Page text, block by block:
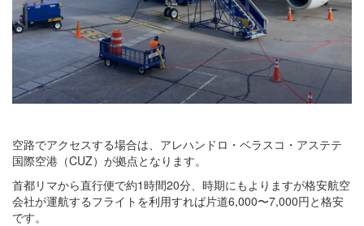
空路でアクセスする場合は、アレハンドロ・ベラスコ・アステテ
国際空港（CUZ）が拠点となります。
首都リマから直行便で約1時間20分、時期にもよりますが格安航空
会社が運航するフライトを利用すれば片道6,000〜7,000円と格安
です。